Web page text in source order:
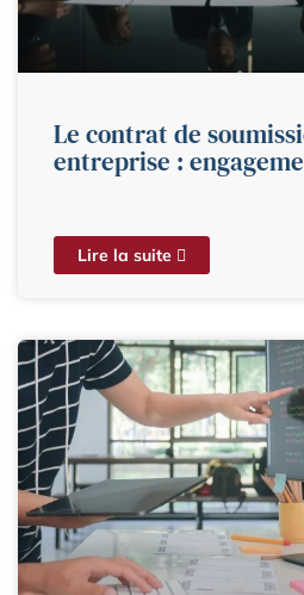
Le contrat de
entreprise :
Lire la suite